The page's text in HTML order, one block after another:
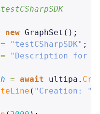
new GraphSet ();
= "testCSharpSDK" ;
= "Description for
= await ultipa .
( "Creation: "